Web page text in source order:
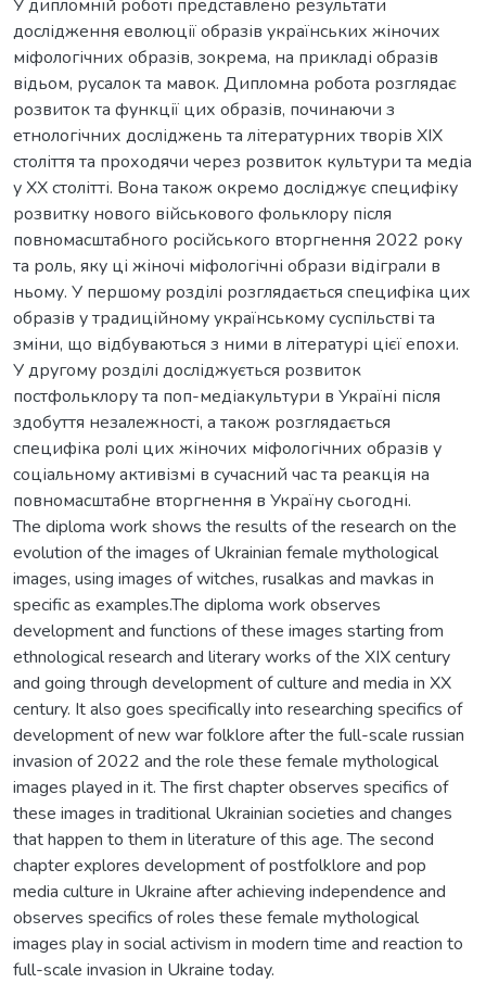
У дипломній роботі представлено результати
дослідження еволюції образів українських жіночих
міфологічних образів, зокрема, на прикладі образів
відьом, русалок та мавок. Дипломна робота розглядає
розвиток та функції цих образів, починаючи з
етнологічних досліджень та літературних творів XIX
століття та проходячи через розвиток культури та медіа
у XX столітті. Вона також окремо досліджує специфіку
розвитку нового військового фольклору після
повномасштабного російського вторгнення 2022 року
та роль, яку ці жіночі міфологічні образи відіграли в
ньому. У першому розділі розглядається специфіка цих
образів у традиційному українському суспільстві та
зміни, що відбуваються з ними в літературі цієї епохи.
У другому розділі досліджується розвиток
постфольклору та поп-медіакультури в Україні після
здобуття незалежності, а також розглядається
специфіка ролі цих жіночих міфологічних образів у
соціальному активізмі в сучасний час та реакція на
повномасштабне вторгнення в Україну сьогодні.
The diploma work shows the results of the research on the
evolution of the images of Ukrainian female mythological
images, using images of witches, rusalkas and mavkas in
specific as examples.The diploma work observes
development and functions of these images starting from
ethnological research and literary works of the XIX century
and going through development of culture and media in XX
century. It also goes specifically into researching specifics of
development of new war folklore after the full-scale russian
invasion of 2022 and the role these female mythological
images played in it. The first chapter observes specifics of
these images in traditional Ukrainian societies and changes
that happen to them in literature of this age. The second
chapter explores development of postfolklore and pop
media culture in Ukraine after achieving independence and
observes specifics of roles these female mythological
images play in social activism in modern time and reaction to
full-scale invasion in Ukraine today.